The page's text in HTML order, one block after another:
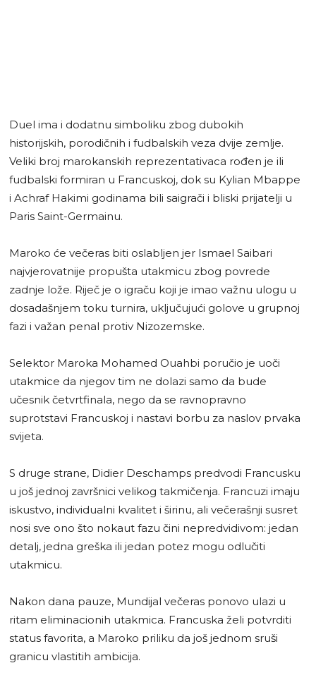
Duel ima i dodatnu simboliku zbog dubokih
historijskih, porodičnih i fudbalskih veza dvije zemlje.
Veliki broj marokanskih reprezentativaca rođen je ili
fudbalski formiran u Francuskoj, dok su Kylian Mbappe
i Achraf Hakimi godinama bili saigrači i bliski prijatelji u
Paris Saint-Germainu.
Maroko će večeras biti oslabljen jer Ismael Saibari
najvjerovatnije propušta utakmicu zbog povrede
zadnje lože. Riječ je o igraču koji je imao važnu ulogu u
dosadašnjem toku turnira, uključujući golove u grupnoj
fazi i važan penal protiv Nizozemske.
Selektor Maroka Mohamed Ouahbi poručio je uoči
utakmice da njegov tim ne dolazi samo da bude
učesnik četvrtfinala, nego da se ravnopravno
suprotstavi Francuskoj i nastavi borbu za naslov prvaka
svijeta.
S druge strane, Didier Deschamps predvodi Francusku
u još jednoj završnici velikog takmičenja. Francuzi imaju
iskustvo, individualni kvalitet i širinu, ali večerašnji susret
nosi sve ono što nokaut fazu čini nepredvidivom: jedan
detalj, jedna greška ili jedan potez mogu odlučiti
utakmicu.
Nakon dana pauze, Mundijal večeras ponovo ulazi u
ritam eliminacionih utakmica. Francuska želi potvrditi
status favorita, a Maroko priliku da još jednom sruši
granicu vlastitih ambicija.